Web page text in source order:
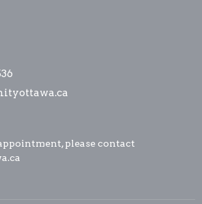
please contact